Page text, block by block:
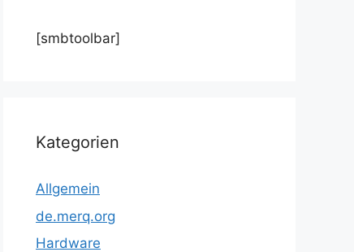
[smbtoolbar]
Kategorien
Allgemein
de.merq.org
Hardware